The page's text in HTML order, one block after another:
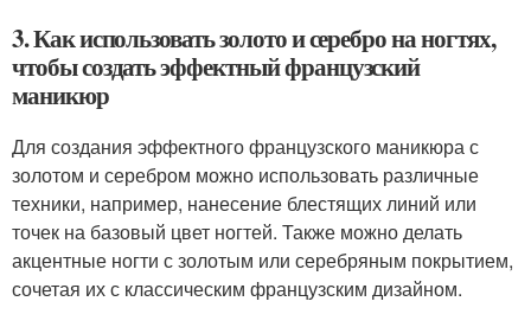
3. Как использовать золото и серебро на ногтях,
чтобы создать эффектный французский
маникюр
Для создания эффектного французского маникюра с
золотом и серебром можно использовать различные
техники, например, нанесение блестящих линий или
точек на базовый цвет ногтей. Также можно делать
акцентные ногти с золотым или серебряным покрытием,
сочетая их с классическим французским дизайном.